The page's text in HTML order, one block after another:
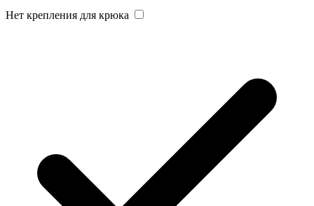
Нет крепления для крюка